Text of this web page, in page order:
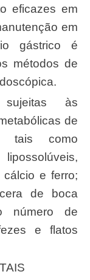
eficazes em
em
gástrico é
métodos de
de
tais como
e ferro;
de boca
número de
e flatos